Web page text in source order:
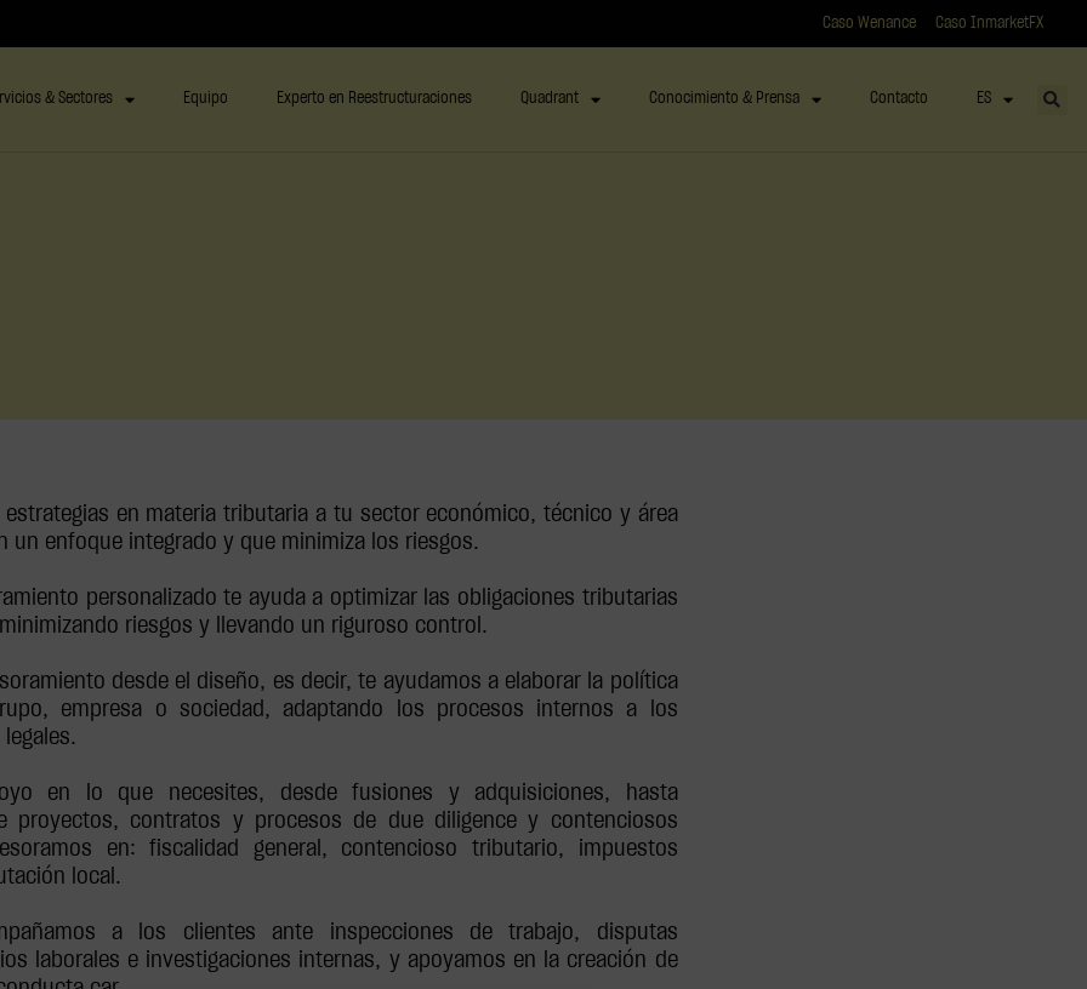
Caso Wenance Caso InmarketFX
& Sectores Equipo Experto en Reestructuraciones Quadrant Conocimiento & Prensa Contacto ES
estrategias en materia tributaria a tu sector económico, técnico y área
un enfoque integrado y que minimiza los riesgos.
personalizado te ayuda a optimizar las obligaciones tributarias
riesgos y llevando un riguroso control.
desde el diseño, es decir, te ayudamos a elaborar la política
empresa o sociedad, adaptando los procesos internos a los
en lo que necesites, desde fusiones y adquisiciones, hasta
proyectos, contratos y procesos de due diligence y contenciosos
en: fiscalidad general, contencioso tributario, impuestos
local.
a los clientes ante inspecciones de trabajo, disputas
laborales e investigaciones internas, y apoyamos en la creación de